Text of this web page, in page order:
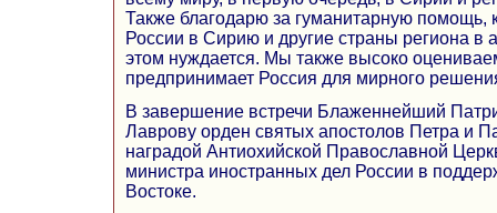
Также благодарю за гуманитарную помощь,
России в Сирию и другие страны региона в
этом нуждается. Мы также высоко
предпринимает Россия для мирного
В завершение встречи Блаженнейший
Лаврову орден святых апостолов Петра и
наградой Антиохийской Православной
министра иностранных дел России в
Востоке.